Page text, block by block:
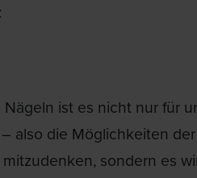
ist es nicht nur für
also die Möglichkeiten
sondern es